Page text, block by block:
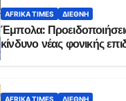
AFRIKA TIMES ΔΙΕΘΝΉ
Έμπολα:
κίνδυνο νέας φονικής
AFRIKA TIMES ΔΙΕΘΝΉ